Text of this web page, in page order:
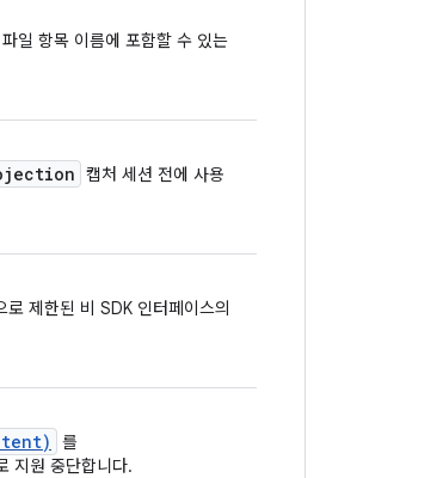
일 항목 이름에 포함할 수 있는
캡처 세션 전에 사용
제한된 비 SDK 인터페이스의
를
지원 중단합니다.